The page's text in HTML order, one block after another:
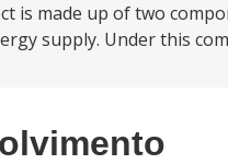
is made up of two
supply. Under this